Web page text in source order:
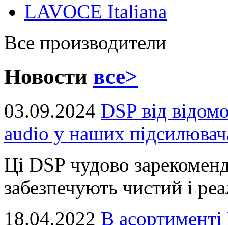
LAVOCE Italiana
Все производители
Новости все>
03.09.2024 DSP від
audio у наших
Ці DSP чудово
забезпечують чистий і
18.04.2022 В